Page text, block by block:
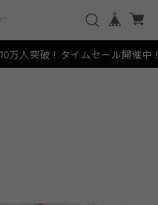
突破！タイムセール開催中！